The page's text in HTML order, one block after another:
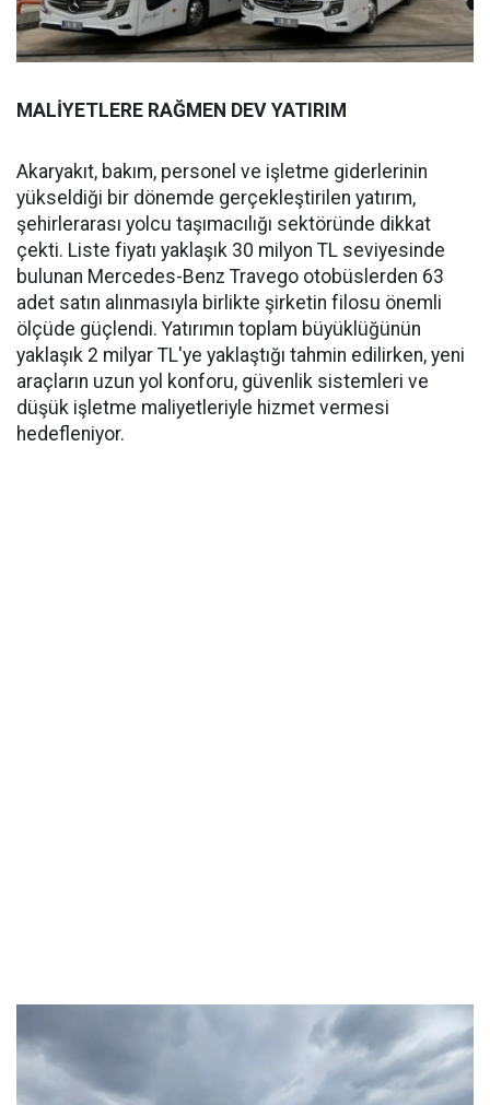
MALİYETLERE RAĞMEN DEV YATIRIM
Akaryakıt, bakım, personel ve işletme giderlerinin
yükseldiği bir dönemde gerçekleştirilen yatırım,
şehirlerarası yolcu taşımacılığı sektöründe dikkat
çekti. Liste fiyatı yaklaşık 30 milyon TL seviyesinde
bulunan Mercedes-Benz Travego otobüslerden 63
adet satın alınmasıyla birlikte şirketin filosu önemli
ölçüde güçlendi. Yatırımın toplam büyüklüğünün
yaklaşık 2 milyar TL'ye yaklaştığı tahmin edilirken, yeni
araçların uzun yol konforu, güvenlik sistemleri ve
düşük işletme maliyetleriyle hizmet vermesi
hedefleniyor.